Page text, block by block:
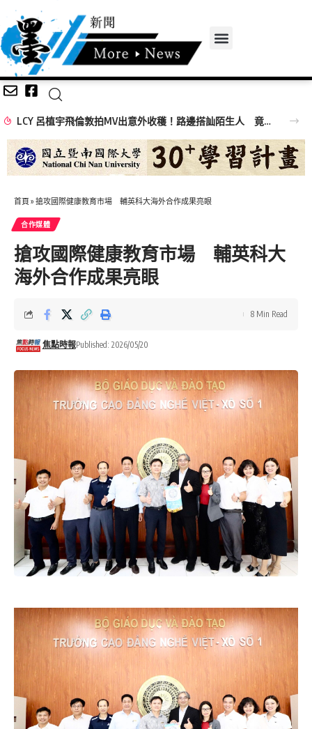
LCY 呂植宇飛倫敦拍MV出意外收穫！路邊搭訕陌生人 竟真的答應入鏡
首頁 » 搶攻國際健康教育市場 輔英科大海外合作成果亮眼
合作媒體
搶攻國際健康教育市場 輔英科大
海外合作成果亮眼
焦點時報Published: 2026/05/20
8 Min Read